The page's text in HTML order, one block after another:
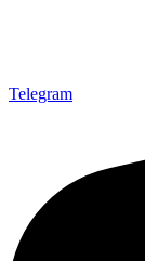
Telegram